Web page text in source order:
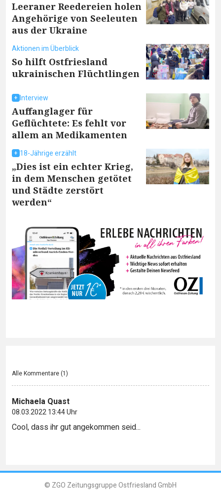
Leeraner Reedereien holen
Angehörige von Seeleuten
aus der Ukraine
Aktionen im Überblick
So hilft Ostfriesland
ukrainischen Flüchtlingen
Interview
Auffanglager für
Geflüchtete: Es fehlt vor
allem an Medikamenten
18-Jährige erzählt
„Dies ist ein echter Krieg,
in dem Menschen getötet
und Städte zerstört
werden“
Alle Kommentare (1)
Michaela Quast
08.03.2022 13:44 Uhr
Cool, dass ihr gut angekommen seid...
© ZGO Zeitungsgruppe Ostfriesland GmbH